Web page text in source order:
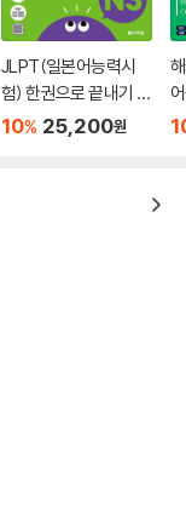
JLPT(일본어능력시
험) 한권으로 끝내기 N
3
10% 25,200원